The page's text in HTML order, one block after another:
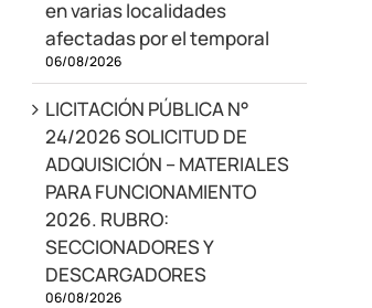
en varias localidades
afectadas por el temporal
06/08/2026
LICITACIÓN PÚBLICA N°
24/2026 SOLICITUD DE
ADQUISICIÓN – MATERIALES
PARA FUNCIONAMIENTO
2026. RUBRO:
SECCIONADORES Y
DESCARGADORES
06/08/2026